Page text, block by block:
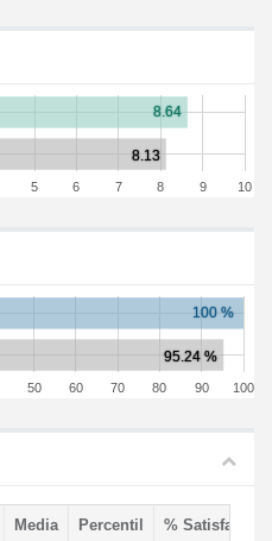
5 6 7 8 9 10
50 60 70 80 90 100
Media Percentil % Satisfacción